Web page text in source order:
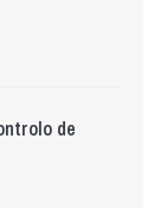
de